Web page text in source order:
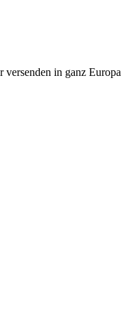
versenden in ganz Europa